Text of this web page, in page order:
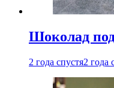
Шоколад
2 года спустя2 года